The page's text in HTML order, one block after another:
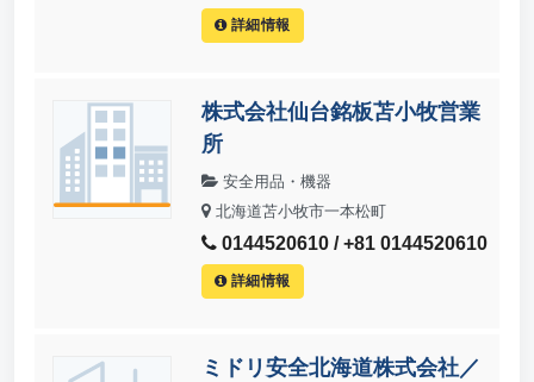
詳細情報
株式会社仙台銘板苫小牧営業
所
安全用品・機器
北海道苫小牧市一本松町
0144520610 / +81 0144520610
詳細情報
ミドリ安全北海道株式会社／